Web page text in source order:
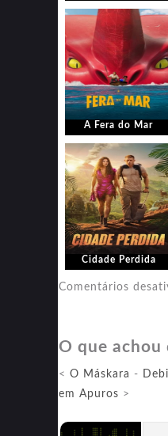
A Fera do Mar
Cidade Perdida
Comentários
O que achou
< O Máskara -
em Apuros >